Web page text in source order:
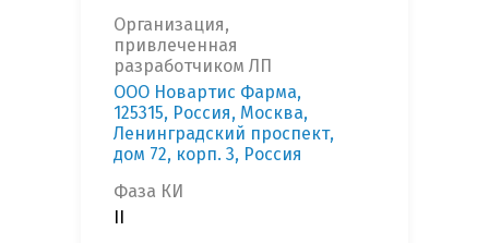
Организация,
привлеченная
разработчиком ЛП
OOO Новартис Фарма,
125315, Россия, Москва,
Ленинградский проспект,
дом 72, корп. 3, Россия
Фаза КИ